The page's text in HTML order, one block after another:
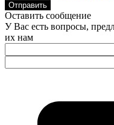
Отправить
Оставить сообщение
У Вас есть вопросы,
их нам